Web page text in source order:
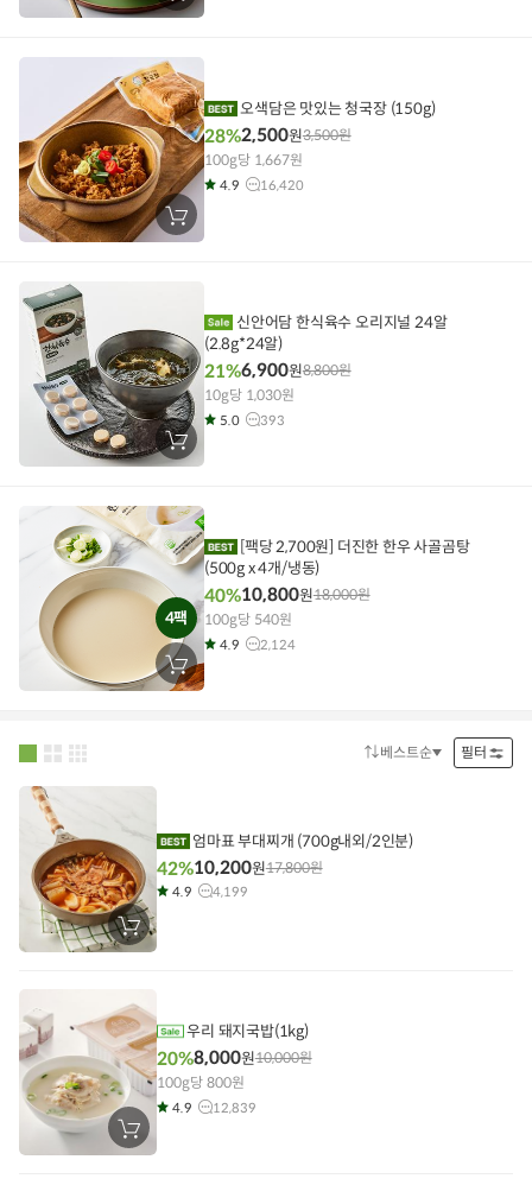
바
에
담
기
장
바
오색담은 맛있는 청국장 (150g)
28%2,500원3,500원
100g당 1,667원
4.9 16,420
장
바
에
담
기
(2.8g*24알)
21%6,900원8,800원
10g당 1,030원
5.0 393
4팩
장
바
(500g x 4개/냉동)
40%10,800원18,000원
100g당 540원
4.9 2,124
정베스트순 필터
장
바
담
기
엄마표 부대찌개 (700g내외/2인분)
42%10,200원17,800원
4.9 4,199
장
바
우리 돼지국밥(1kg)
20%8,000원10,000원
100g당 800원
4.9 12,839